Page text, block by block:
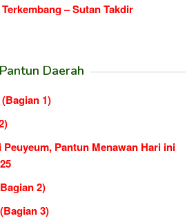
– Sutan Takdir
Pantun Daerah
1)
Pantun Menawan Hari ini
2)
3)